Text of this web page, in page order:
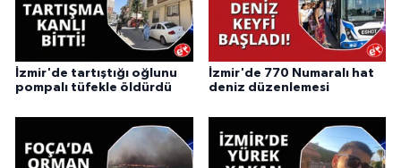
İzmir'de tartıştığı oğlunu
pompalı tüfekle öldürdü
İzmir'de 770 Numaralı hat
deniz düzenlemesi